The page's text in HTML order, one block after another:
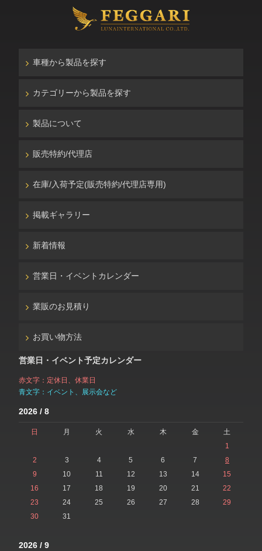
車種から製品を探す
カテゴリーから製品を探す
製品について
販売特約/代理店
在庫/入荷予定(販売特約/代理店専用)
掲載ギャラリー
新着情報
営業日・イベントカレンダー
業販のお見積り
お買い物方法
営業日・イベント予定カレンダー
赤文字：定休日、休業日
青文字：イベント、展示会など
2026 / 8
日 月 火 水 木 金
土
1
2
3 4 5 6 7
8
9
10 11 12 13 14
15
16
17 18 19 20 21
22
23
24 25 26 27 28
29
30
31
2026 / 9